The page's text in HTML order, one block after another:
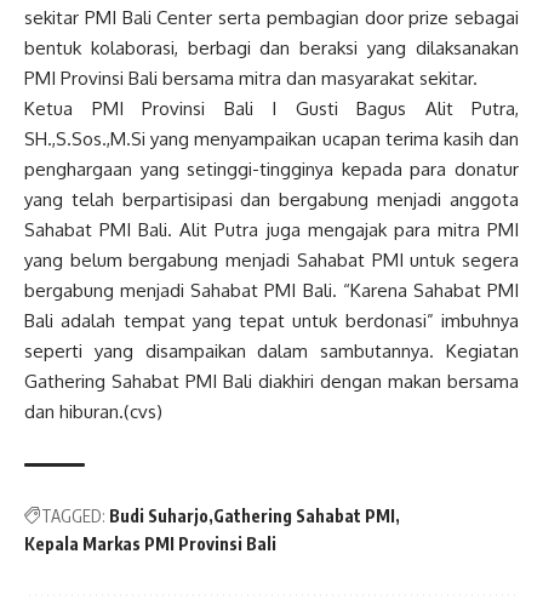
sekitar PMI Bali Center serta pembagian door prize sebagai
bentuk kolaborasi, berbagi dan beraksi yang dilaksanakan
PMI Provinsi Bali bersama mitra dan masyarakat sekitar.
Ketua PMI Provinsi Bali I Gusti Bagus Alit Putra,
SH.,S.Sos.,M.Si yang menyampaikan ucapan terima kasih dan
penghargaan yang setinggi-tingginya kepada para donatur
yang telah berpartisipasi dan bergabung menjadi anggota
Sahabat PMI Bali. Alit Putra juga mengajak para mitra PMI
yang belum bergabung menjadi Sahabat PMI untuk segera
bergabung menjadi Sahabat PMI Bali. “Karena Sahabat PMI
Bali adalah tempat yang tepat untuk berdonasi” imbuhnya
seperti yang disampaikan dalam sambutannya. Kegiatan
Gathering Sahabat PMI Bali diakhiri dengan makan bersama
dan hiburan.(cvs)
TAGGED: Budi Suharjo Gathering Sahabat PMI
Kepala Markas PMI Provinsi Bali